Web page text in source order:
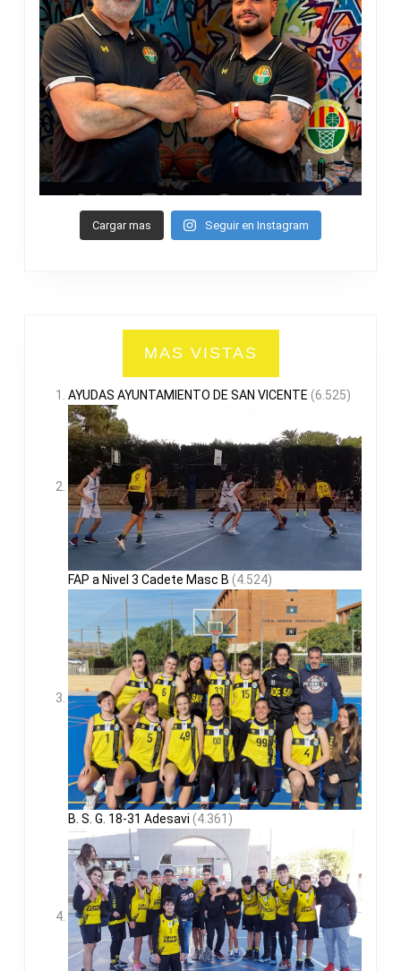
Cargar mas Seguir en Instagram
MAS VISTAS
AYUDAS AYUNTAMIENTO DE SAN VICENTE (6.525)
FAP a Nivel 3 Cadete Masc B (4.524)
B. S. G. 18-31 Adesavi (4.361)